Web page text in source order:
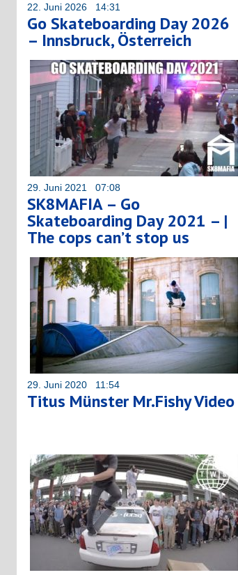
22. Juni 2026 14:31
Go Skateboarding Day 2026
– Innsbruck, Österreich
29. Juni 2021 07:08
SK8MAFIA – Go
Skateboarding Day 2021 – |
The cops can’t stop us
29. Juni 2020 11:54
Titus Münster Mr.Fishy Video